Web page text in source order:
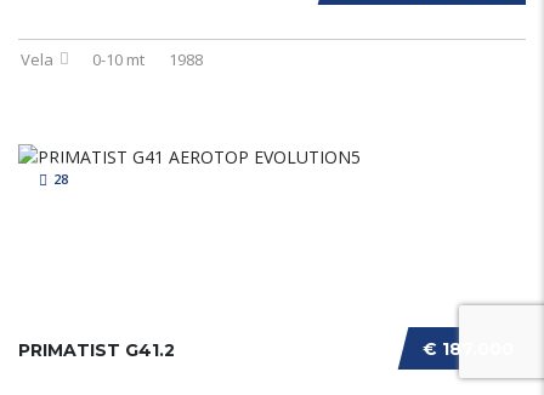
Vela 0-10 mt 1988
28
€ 187.000
PRIMATIST G41.2